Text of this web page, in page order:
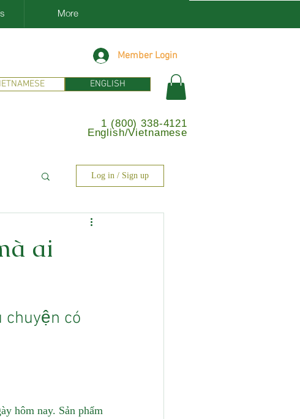
More
Member Login
ENGLISH
1 (800) 338-4121
English/Vietnamese
Log in / Sign up
ai
có
hôm nay. Sản phẩm